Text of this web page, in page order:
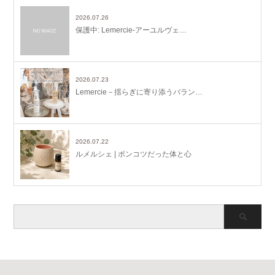
2026.07.26
保護中: Lemercie-アーユルヴェ…
2026.07.23
Lemercie－揺らぎに寄り添うバラン…
2026.07.22
ルメルシェ | ポンコツだった体と心